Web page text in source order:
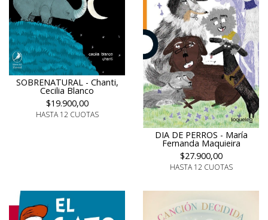
SOBRENATURAL - Chanti,
Cecilia Blanco
$19.900,00
HASTA 12 CUOTAS
DIA DE PERROS - María
Fernanda Maquieira
$27.900,00
HASTA 12 CUOTAS